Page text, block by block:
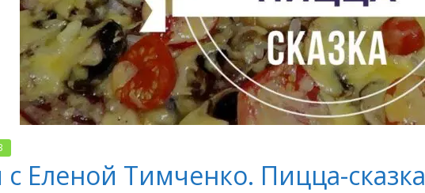
Еленой Тимченко. Пицца-сказка